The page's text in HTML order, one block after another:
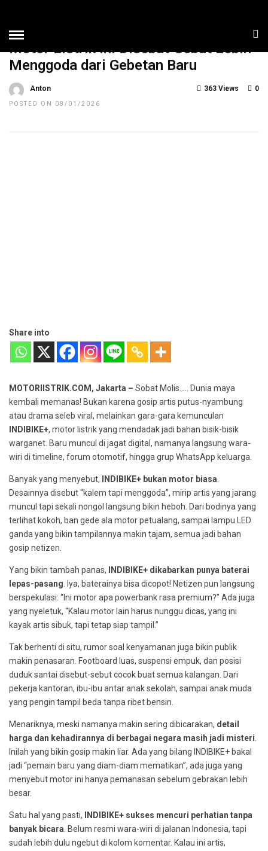
Motor Listrik Ini Disebut-Sebut Lebih
Menggoda dari Gebetan Baru
Anton
POSTED ON 08/01/2026
0
363 Views
Share into
MOTORlISTRIK.COM, Jakarta – Sobat Molis….. Dunia maya
kembali memanas! Bukan karena gosip artis putus-nyambung
atau drama seleb viral, melainkan gara-gara kemunculan
INDIBIKE+, motor listrik yang mendadak jadi bahan bisik-bisik
warganet. Baru muncul di jagat digital, namanya langsung wara-
wiri di timeline, forum otomotif, hingga grup WhatsApp keluarga.
Banyak yang menyebut, INDIBIKE+ bukan motor biasa
Desainnya disebut “kalem tapi menggoda”, mirip artis yang jarang
muncul tapi sekali nongol langsung bikin heboh. Dari bodinya yang
terlihat kokoh, ban gede ala motor petualang, sampai lampu LED
ganda yang bikin tampilannya makin tajam, semua jadi bahan
gosip netizen.
Yang bikin tambah panas,
INDIBIKE+ dikabarkan punya baterai
lepas-pasang . Iya, baterainya bisa dicopot! Netizen pun langsung
berspekulasi: “Ini motor apa powerbank rasa premium?” Ada juga
yang nyeletuk, “Kalau motor lain harus nunggu dicas, yang ini
kayak artis sibuk, tapi tetap siap tampil.”
Tak berhenti di situ, rumor soal kenyamanan juga bikin publik
makin penasaran. Footboard luas, suspensi empuk, dan posisi
duduk santai disebut-sebut cocok buat semua kalangan. Dari
pekerja kantoran, ibu-ibu antar anak sekolah, sampai anak muda
yang pengin tampil beda tanpa ribet bensin.
Menariknya, meski namanya makin sering dibicarakan, detail
harga dan kehadirannya di berbagai negara masih jadi misteri
Inilah yang bikin gosip makin liar. Ada yang bilang INDIBIKE+ bakal
jadi “pemain baru yang diam-diam mematikan”, ada juga yang
menyebut motor ini hanya pemanasan sebelum gebrakan lebih
besar.
Satu hal yang pasti,
INDIBIKE+ sukses mencuri perhatian tanpa
banyak bicara . Belum resmi wara-wiri di jalanan Indonesia, tapi
sudah lebih dulu ngebut di kolom komentar. Kalau ini artis,